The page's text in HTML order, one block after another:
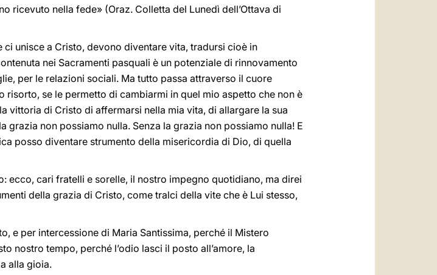
ricevuto nella fede» (Oraz. Colletta del Lunedì dell’Ottava di
ci unisce a Cristo, devono diventare vita, tradursi cioè in
nei Sacramenti pasquali è un potenziale di rinnovamento
per le relazioni sociali. Ma tutto passa attraverso il cuore
se le permetto di cambiarmi in quel mio aspetto che non è
vittoria di Cristo di affermarsi nella mia vita, di allargare la sua
grazia non possiamo nulla. Senza la grazia non possiamo nulla! E
posso diventare strumento della misericordia di Dio, di quella
ecco, cari fratelli e sorelle, il nostro impegno quotidiano, ma direi
della grazia di Cristo, come tralci della vite che è Lui stesso,
e per intercessione di Maria Santissima, perché il Mistero
nostro tempo, perché l’odio lasci il posto all’amore, la
alla gioia.